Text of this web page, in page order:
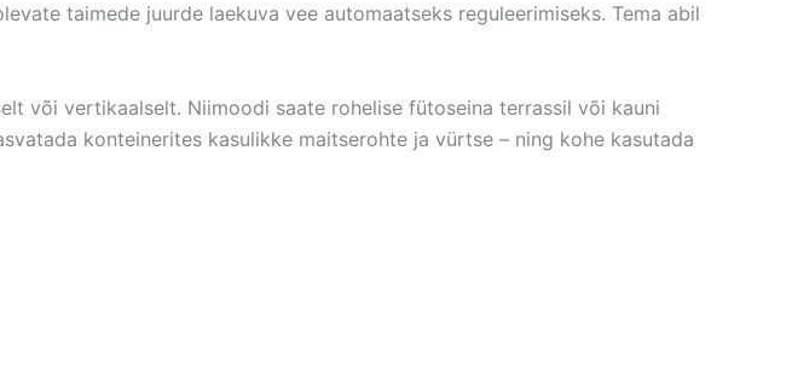
taimede juurde laekuva vee automaatseks reguleerimiseks. Tema abil
või vertikaalselt. Niimoodi saate rohelise fütoseina terrassil või kauni
konteinerites kasulikke maitserohte ja vürtse – ning kohe kasutada